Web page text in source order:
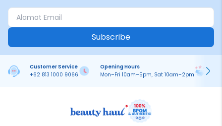
Subscribe
Customer Service
+62 813 1000 9066
Opening Hours
Mon–Fri 10am–5pm, Sat 10am–2pm